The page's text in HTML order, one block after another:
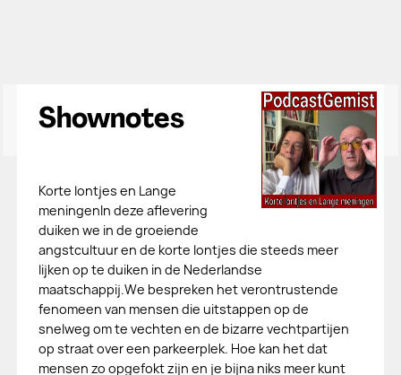
Shownotes
Korte lontjes en Lange
meningenIn deze aflevering
duiken we in de groeiende
angstcultuur en de korte lontjes die steeds meer
lijken op te duiken in de Nederlandse
maatschappij.We bespreken het verontrustende
fenomeen van mensen die uitstappen op de
snelweg om te vechten en de bizarre vechtpartijen
op straat over een parkeerplek. Hoe kan het dat
mensen zo opgefokt zijn en je bijna niks meer kunt